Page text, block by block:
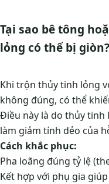
Tại sao bê tông
lỏng có thể bị giòn?
Khi trộn thủy tinh lỏng
không đúng, có thể
Điều này là do thủy
làm giảm tính dẻo của
Cách khắc phục:
Pha loãng đúng tỷ lệ
Kết hợp với phụ gia